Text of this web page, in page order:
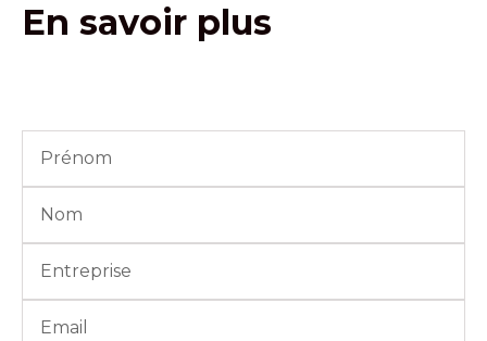
En savoir plus